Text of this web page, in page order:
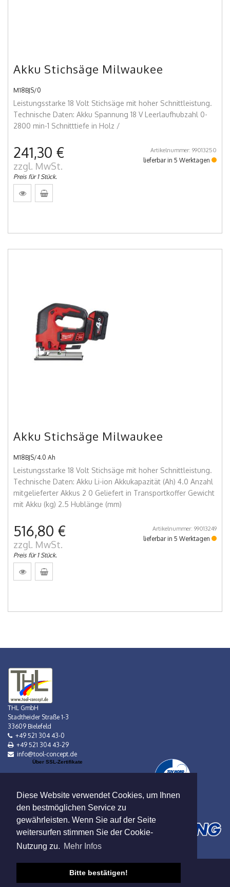
Diese Website verwendet Cookies, um Ihnen
den bestmöglichen Service zu
gewährleisten. Wenn Sie auf der Seite
weitersurfen stimmen Sie der Cookie-
Nutzung zu. Mehr Infos
Bitte bestätigen!
Akku Stichsäge Milwaukee
M18BJS/0
Leistungsstarke 18 Volt Stichsäge mit hoher Schnittleistung.
Technische Daten: Akku Spannung 18 V Leerlaufhubzahl 0-
2800 min-1 Schnitttiefe in Holz /
241,30 €
zzgl. MwSt.
Preis für 1 Stück.
Artikelnummer: 99013250
lieferbar in 5 Werktagen
Akku Stichsäge Milwaukee
M18BJS/4.0 Ah
Leistungsstarke 18 Volt Stichsäge mit hoher Schnittleistung.
Technische Daten: Akku Li-ion Akkukapazität (Ah) 4.0 Anzahl
mitgelieferter Akkus 2 0 Geliefert in Transportkoffer Gewicht
mit Akku (kg) 2.5 Hublänge (mm)
516,80 €
zzgl. MwSt.
Preis für 1 Stück.
Artikelnummer: 99013249
lieferbar in 5 Werktagen
THL GmbH
Stadtheider Straße 1-3
33609 Bielefeld
+49 521 304 43-0
+49 521 304 43-29
info@tool-concept.de
Über SSL-Zertifikate
Verkauf nur an Gewerbebetreibende!
Datenschutz|AGB|Impressum|Mietbedingungen